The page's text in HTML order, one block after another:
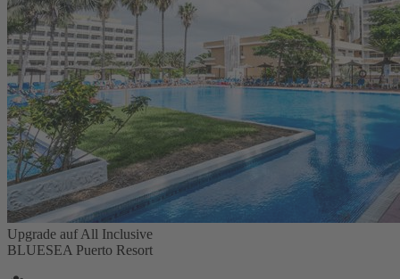
Upgrade auf All Inclusive
BLUESEA Puerto Resort